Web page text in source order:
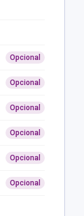
Opcional
Opcional
Opcional
Opcional
Opcional
Opcional